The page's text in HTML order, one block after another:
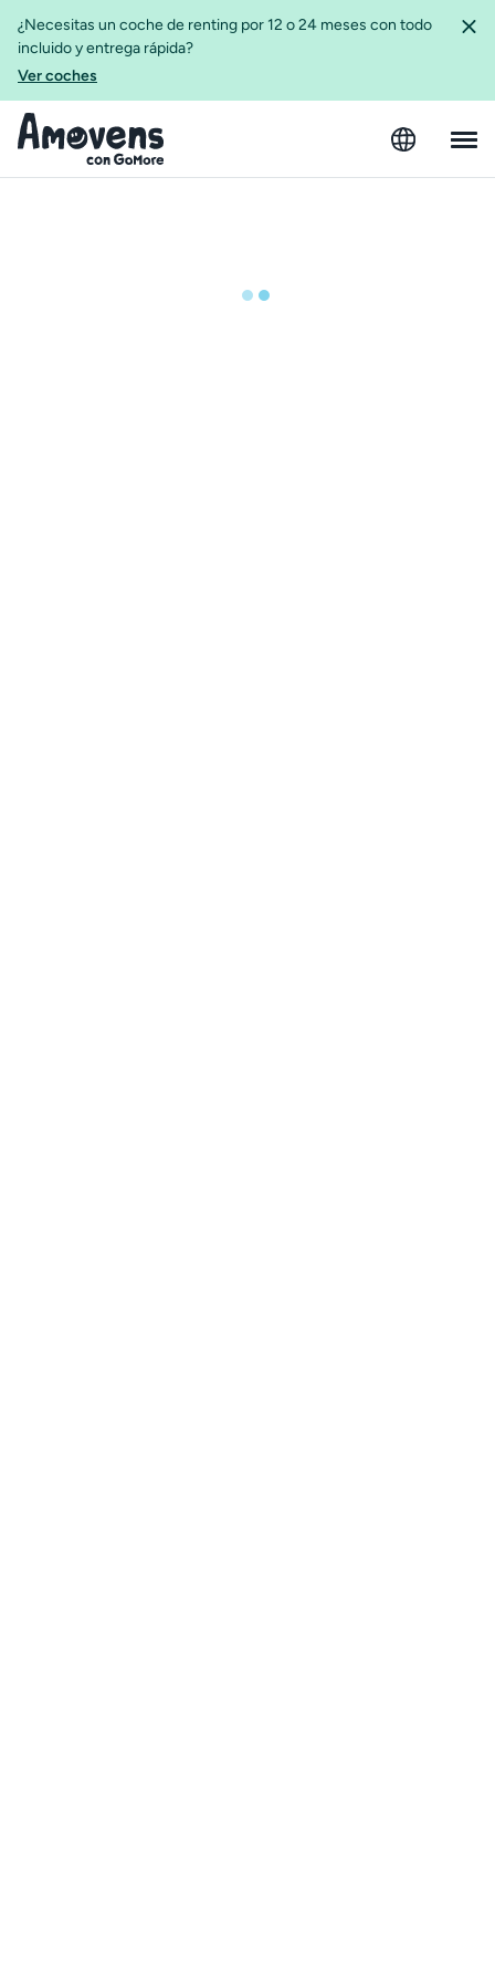
¿Necesitas un coche de renting por 12 o 24 meses con todo
incluido y entrega rápida?
Ver coches